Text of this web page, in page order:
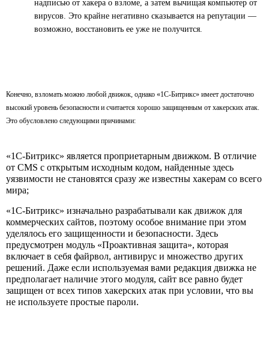
надписью от хакера о взломе, а затем вычищая компьютер от
вирусов. Это крайне негативно сказывается на репутации —
возможно, восстановить ее уже не получится.
Конечно, взломать можно любой движок, однако «1С-Битрикс» имеет достаточно
высокий уровень безопасности и считается хорошо защищенным от хакерских атак.
Это обусловлено следующими причинами:
«1С-Битрикс» является проприетарным движком. В отличие
от CMS с открытым исходным кодом, найденные здесь
уязвимости не становятся сразу же известны хакерам со всего
мира;
«1С-Битрикс» изначально разрабатывали как движок для
коммерческих сайтов, поэтому особое внимание при этом
уделялось его защищенности и безопасности. Здесь
предусмотрен модуль «Проактивная защита», которая
включает в себя файрвол, антивирус и множество других
решений. Даже если используемая вами редакция движка не
предполагает наличие этого модуля, сайт все равно будет
защищен от всех типов хакерских атак при условии, что вы
не используете простые пароли.